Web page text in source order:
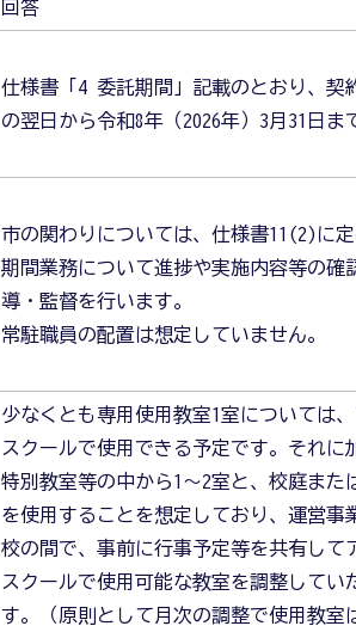
回答
仕様書「4 委託期間」記載のとおり、契
の翌日から令和8年（2026年）3月31日ま
市の関わりについては、仕様書11(2)に
期間業務について進捗や実施内容等の確
導・監督を行います。
常駐職員の配置は想定していません。
少なくとも専用使用教室1室については
スクールで使用できる予定です。それに
特別教室等の中から1～2室と、校庭また
を使用することを想定しており、運営事
校の間で、事前に行事予定等を共有して
スクールで使用可能な教室を調整してい
す。（原則として月次の調整で使用教室